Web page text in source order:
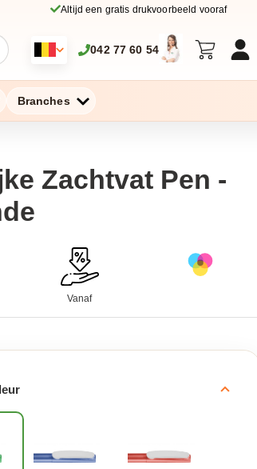
Altijd een gratis drukvoorbeeld vooraf
042 77 60 54
Branches
Zachtvat Pen -
Vanaf